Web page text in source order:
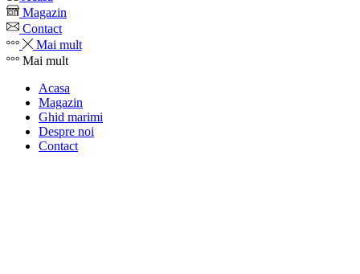
Magazin
Contact
Mai mult
Mai mult
Acasa
Magazin
Ghid marimi
Despre noi
Contact